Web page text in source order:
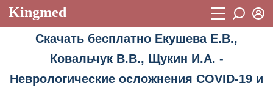
Kingmed
Учебный материал
Видеогалерея 899
Скачать бесплатно Екушева Е.В.,
Ковальчук В.В., Щукин И.А. -
Неврологические осложнения COVID-19 и